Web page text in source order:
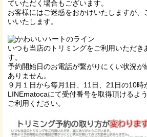
ていただく場合もございます。
お客様にはご迷惑をおかけいたしますが
いいたします。
いつも当店のトリミングをご利用いただき
す。
予約開始日のお電話が繋がりにくい状況が
ありません。
９月１日から毎月1日、11日、21日の10時
LINEmatocaにて受付番号を取得頂けるよ
ご利用ください。